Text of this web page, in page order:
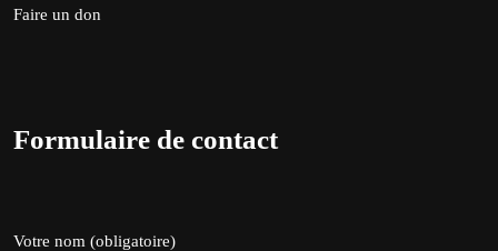
Faire un don
Formulaire de contact
Votre nom (obligatoire)